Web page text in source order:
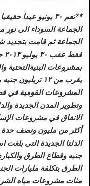
**نعم ٣٠ يونيو
الجماعة السوداء الى
يقرب من ١٢
المشروعات القومية في
وتطوير المدن الجديدة
أكثر من مليون ونصف
الطرق بتكلفة مليارات